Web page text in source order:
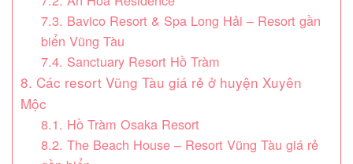
7.3. Bavico Resort & Spa Long Hải – Resort gần
biển Vũng Tàu
7.4. Sanctuary Resort Hồ Tràm
8. Các resort Vũng Tàu giá rẻ ở huyện Xuyên
Mộc
8.1. Hồ Tràm Osaka Resort
8.2. The Beach House – Resort Vũng Tàu giá rẻ